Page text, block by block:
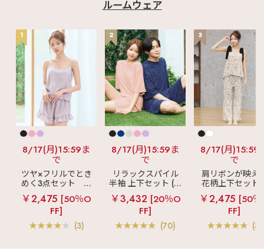
ルームウェア
1
8/17(月)15:59ま
で
ツヤ×フリルでとき
めく3点セット
シ
ルキー ショートパ
ンツ 3点セット
￥2,475 [50％O
FF]
(3)
2
8/17(月)15:59ま
で
リラックスパイル
半袖 上下セット (男
女兼用サイズ)
￥3,432 [20％O
FF]
(70)
3
8/17(月)15:59
で
肩リボンが映え
花柄上下セット
メニーフラワー
ングパンツ 上下
ット
￥2,475 [50
FF]
(3)